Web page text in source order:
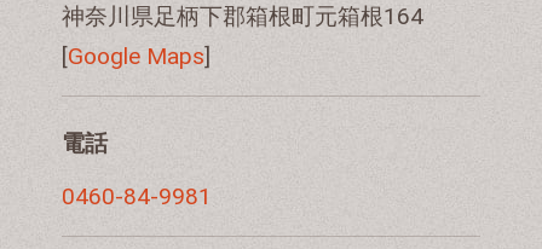
神奈川県足柄下郡箱根町元箱根164
[Google Maps]
電話
0460-84-9981